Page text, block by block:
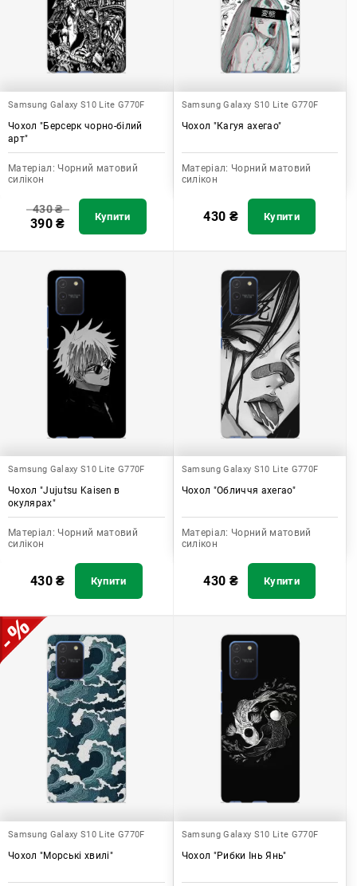
Samsung Galaxy S10 Lite G770F
Чохол "Берсерк чорно-білий
арт"
Матеріал: Чорний матовий
силікон
430₴
390₴ Купити
Samsung Galaxy S10 Lite G770F
Чохол "Кагуя ахегао"
Матеріал: Чорний матовий
силікон
430 ₴ Купити
Samsung Galaxy S10 Lite G770F
Чохол "Jujutsu Kaisen в
окулярах"
Матеріал: Чорний матовий
силікон
430₴ Купити
Samsung Galaxy S10 Lite G770F
Чохол "Обличчя ахегао"
Матеріал: Чорний матовий
силікон
430 ₴ Купити
Samsung Galaxy S10 Lite G770F
Чохол "Морські хвилі"
Samsung Galaxy S10 Lite G770F
Чохол "Рибки Інь Янь"